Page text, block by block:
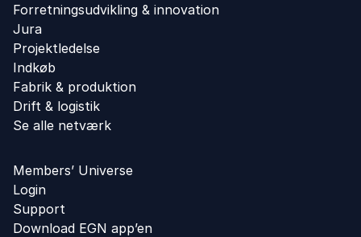
Forretningsudvikling ​& innovation​
Jura
Projektledelse
Indkøb
Fabrik & produktion
Drift & logistik
Se alle netværk
Members’ Universe
Login
Support
Download EGN app’en